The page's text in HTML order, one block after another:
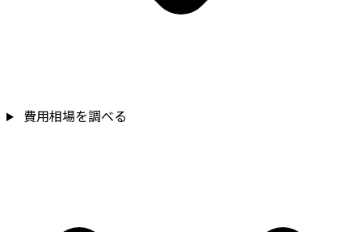
費用相場を調べる